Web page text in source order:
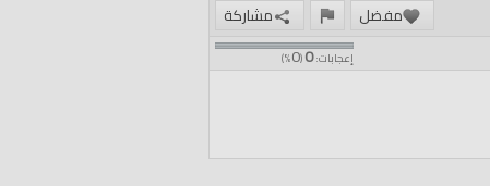
مفضل مشاركة
إعجابات:0
(
0
%)